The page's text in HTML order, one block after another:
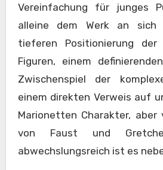
Vereinfachung für junges
alleine dem Werk an
tieferen Positionierung der
Figuren, einem
Zwischenspiel der
einem direkten Verweis auf
Marionetten Charakter,
von Faust und
abwechslungsreich ist es